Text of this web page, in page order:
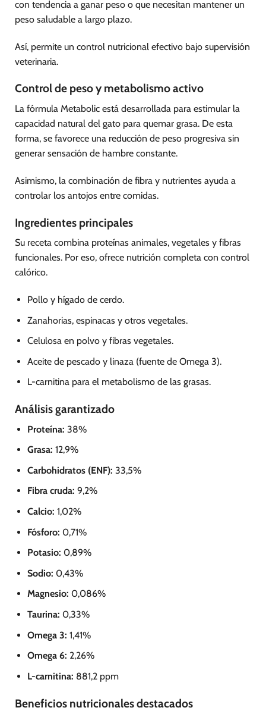
con tendencia a ganar peso o que necesitan mantener un
peso saludable a largo plazo.
Así, permite un control nutricional efectivo bajo supervisión
veterinaria.
Control de peso y metabolismo activo
La fórmula Metabolic está desarrollada para estimular la
capacidad natural del gato para quemar grasa. De esta
forma, se favorece una reducción de peso progresiva sin
generar sensación de hambre constante.
Asimismo, la combinación de fibra y nutrientes ayuda a
controlar los antojos entre comidas.
Ingredientes principales
Su receta combina proteínas animales, vegetales y fibras
funcionales. Por eso, ofrece nutrición completa con control
calórico.
Pollo y hígado de cerdo.
Zanahorias, espinacas y otros vegetales.
Celulosa en polvo y fibras vegetales.
Aceite de pescado y linaza (fuente de Omega 3).
L-carnitina para el metabolismo de las grasas.
Análisis garantizado
Proteína: 38%
Grasa: 12,9%
Carbohidratos (ENF): 33,5%
Fibra cruda: 9,2%
Calcio: 1,02%
Fósforo: 0,71%
Potasio: 0,89%
Sodio: 0,43%
Magnesio: 0,086%
Taurina: 0,33%
Omega 3: 1,41%
Omega 6: 2,26%
L-carnitina: 881,2 ppm
Beneficios nutricionales destacados